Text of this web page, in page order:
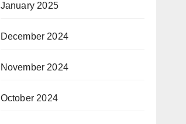
January 2025
December 2024
November 2024
October 2024